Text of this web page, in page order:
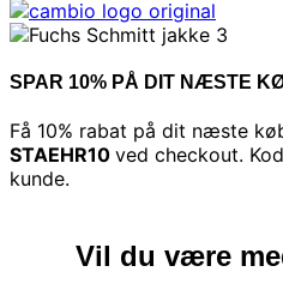
SPAR 10% PÅ DIT NÆSTE
Få 10% rabat på dit næste
STAEHR10 ved checkout.
kunde.
Vil du være